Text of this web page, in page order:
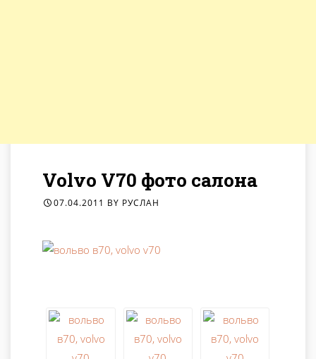
Volvo V70 фото салона
07.04.2011 BY РУСЛАН